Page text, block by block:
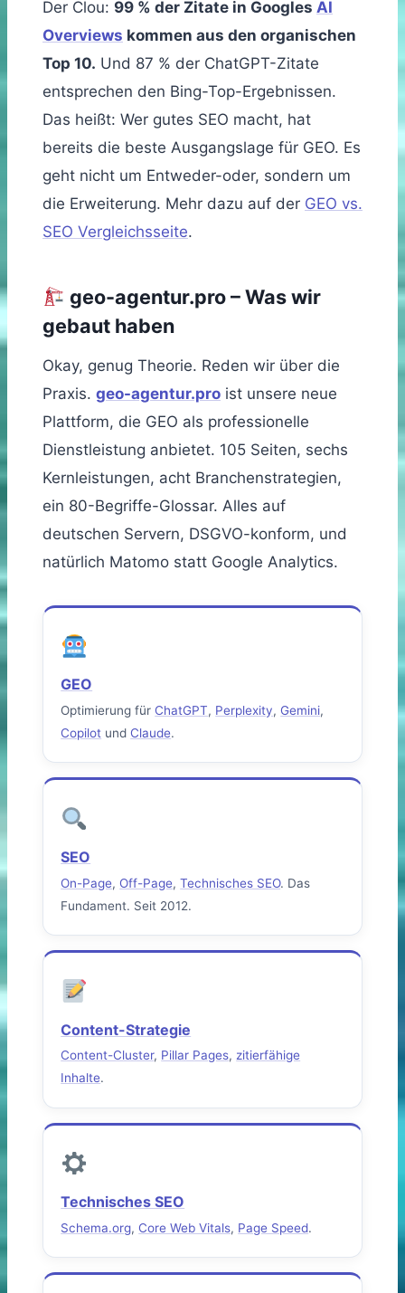
Der Clou: 99 % der Zitate in Googles AI
Overviews kommen aus den organischen
Top 10. Und 87 % der ChatGPT-Zitate
entsprechen den Bing-Top-Ergebnissen.
Das heißt: Wer gutes SEO macht, hat
bereits die beste Ausgangslage für GEO. Es
geht nicht um Entweder-oder, sondern um
die Erweiterung. Mehr dazu auf der GEO vs.
SEO Vergleichsseite.
geo-agentur.pro – Was wir
gebaut haben
Okay, genug Theorie. Reden wir über die
Praxis. geo-agentur.pro ist unsere neue
Plattform, die GEO als professionelle
Dienstleistung anbietet. 105 Seiten, sechs
Kernleistungen, acht Branchenstrategien,
ein 80-Begriffe-Glossar. Alles auf
deutschen Servern, DSGVO-konform, und
natürlich Matomo statt Google Analytics.
GEO
Optimierung fürChatGPT, Perplexity,Gemini,
Copilot undClaude.
SEO
On-Page,Off-Page,Technisches SEO. Das
Fundament. Seit 2012.
Content-Strategie
Content-Cluster, Pillar Pages,zitierfähige
Inhalte.
Technisches SEO
Schema.org,Core Web Vitals, Page Speed.